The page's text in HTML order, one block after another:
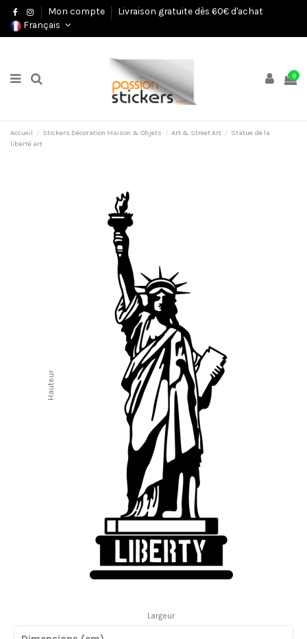
Mon compte
Livraison gratuite dès 60€ d'achat
Français
0
Accueil Stickers Décoration Maison & Objets Art & Street Art
Statue de la
liberté art
Hauteur
Largeur